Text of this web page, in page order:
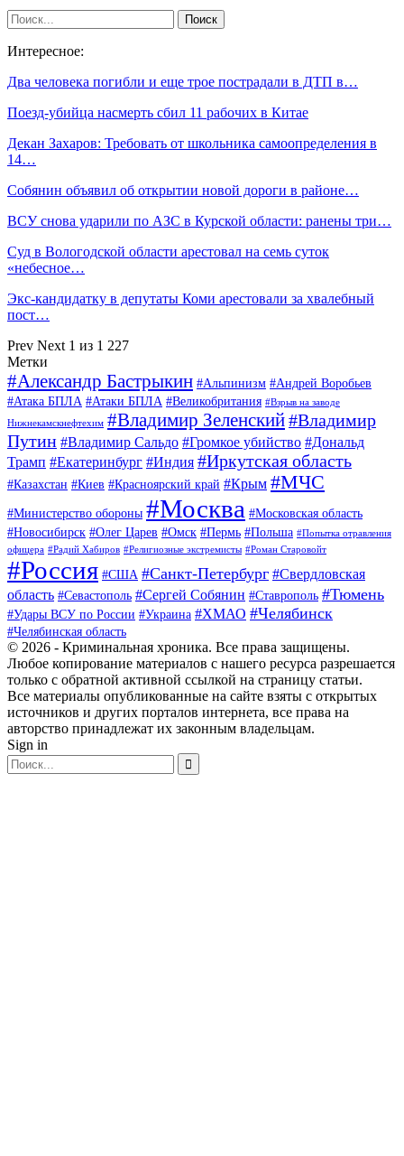
Интересное:
Два человека погибли и еще трое пострадали в ДТП в…
Поезд-убийца насмерть сбил 11 рабочих в Китае
Декан Захаров: Требовать от школьника самоопределения в
14…
Собянин объявил об открытии новой дороги в районе…
ВСУ снова ударили по АЗС в Курской области: ранены три…
Суд в Вологодской области арестовал на семь суток
«небесное…
Экс-кандидатку в депутаты Коми арестовали за хвалебный
пост…
Prev Next 1 из 1 227
Метки
#Александр Бастрыкин #Альпинизм #Андрей Воробьев
#Атака БПЛА #Атаки БПЛА #Великобритания #Взрыв на заводе
Нижнекамскнефтехим #Владимир Зеленский#Владимир
Путин #Владимир Сальдо #Громкое убийство #Дональд
Трамп #Екатеринбург #Индия #Иркутская область
#Казахстан #Киев #Красноярский край #Крым #МЧС
#Министерство обороны #Москва #Московская область
#Новосибирск #Олег Царев #Омск #Пермь #Польша #Попытка отравления
офицера #Радий Хабиров #Религиозные экстремисты #Роман Старовойт
#Россия #США #Санкт-Петербург #Свердловская
область #Севастополь #Сергей Собянин #Ставрополь #Тюмень
#Удары ВСУ по России #Украина #ХМАО #Челябинск
#Челябинская область
© 2026 - Криминальная хроника. Все права защищены.
Любое копирование материалов с нашего ресурса разрешается
только с обратной активной ссылкой на страницу статьи.
Все материалы опубликованные на сайте взяты с открытых
источников и других порталов интернета, все права на
авторство принадлежат их законным владельцам.
Sign in